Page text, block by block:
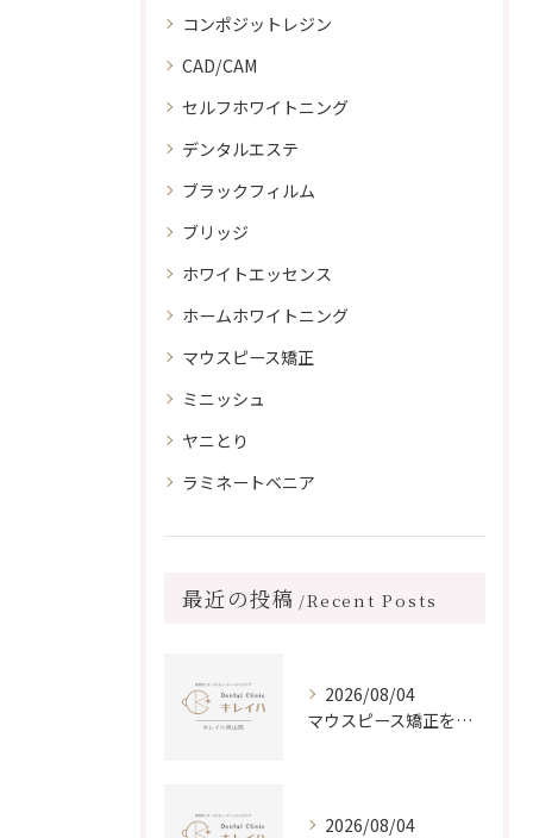
コンポジットレジン
CAD/CAM
セルフホワイトニング
デンタルエステ
ブラックフィルム
ブリッジ
ホワイトエッセンス
ホームホワイトニング
マウスピース矯正
ミニッシュ
ヤニとり
ラミネートベニア
最近の投稿 Recent Posts
2026/08/04
マウスピース矯正を岡山県岡山市で早く終わらせるための治療期間と医院選びのポイント
2026/08/04